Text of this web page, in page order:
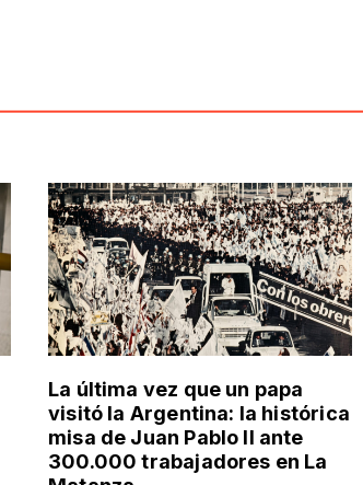
La última vez que un papa
visitó la Argentina: la histórica
misa de Juan Pablo II ante
300.000 trabajadores en La